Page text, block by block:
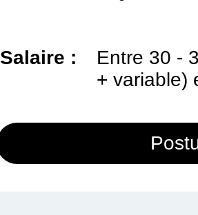
Salaire :
Entre 30 -
+ variable)